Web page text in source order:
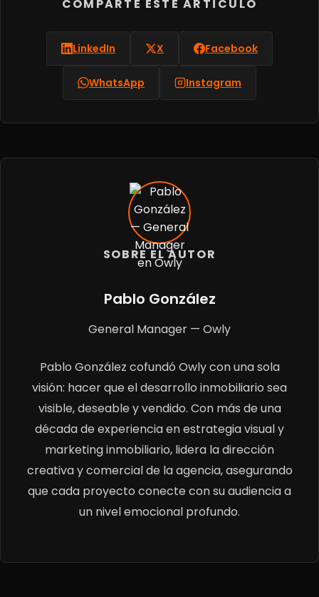
COMPARTE ESTE ARTÍCULO
LinkedIn X Facebook
WhatsApp Instagram
SOBRE EL AUTOR
Pablo González
General Manager — Owly
Pablo González cofundó Owly con una sola
visión: hacer que el desarrollo inmobiliario sea
visible, deseable y vendido. Con más de una
década de experiencia en estrategia visual y
marketing inmobiliario, lidera la dirección
creativa y comercial de la agencia, asegurando
que cada proyecto conecte con su audiencia a
un nivel emocional profundo.